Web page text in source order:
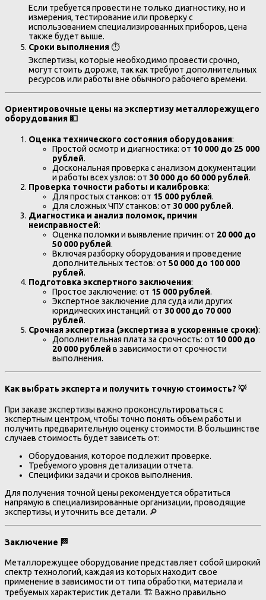
Если требуется провести не только диагностику, но и
измерения, тестирование или проверку с
использованием специализированных приборов, цена
также будет выше.
Сроки выполнения ⏱️
Экспертизы, которые необходимо провести срочно,
могут стоить дороже, так как требуют дополнительных
ресурсов или работы вне обычного рабочего времени.
Ориентировочные цены на экспертизу металлорежущего
оборудования 💵
Оценка технического состояния оборудования:
Простой осмотр и диагностика: от 10 000 до 25 000
рублей.
Доскональная проверка с анализом документации
и работы всех узлов: от 30 000 до 60 000 рублей.
Проверка точности работы и калибровка:
Для простых станков: от 15 000 рублей.
Для сложных ЧПУ станков: от 30 000 рублей.
Диагностика и анализ поломок, причин
неисправностей:
Оценка поломки и выявление причин: от 20 000 до
50 000 рублей.
Включая разборку оборудования и проведение
дополнительных тестов: от 50 000 до 100 000
рублей.
Подготовка экспертного заключения:
Простое заключение: от 15 000 рублей.
Экспертное заключение для суда или других
юридических инстанций: от 30 000 до 70 000
рублей.
Срочная экспертиза (экспертиза в ускоренные сроки):
Дополнительная плата за срочность: от 10 000 до
20 000 рублей в зависимости от срочности
выполнения.
Как выбрать эксперта и получить точную стоимость? 💡
При заказе экспертизы важно проконсультироваться с
экспертным центром, чтобы точно понять объем работы и
получить предварительную оценку стоимости. В большинстве
случаев стоимость будет зависеть от:
Оборудования, которое подлежит проверке.
Требуемого уровня детализации отчета.
Специфики задачи и сроков выполнения.
Для получения точной цены рекомендуется обратиться
напрямую в специализированные организации, проводящие
экспертизы, и уточнить все детали. 🔎
Заключение 🏁
Металлорежущее оборудование представляет собой широкий
спектр технологий, каждая из которых находит свое
применение в зависимости от типа обработки, материала и
требуемых характеристик детали. 🏗️ Важно правильно